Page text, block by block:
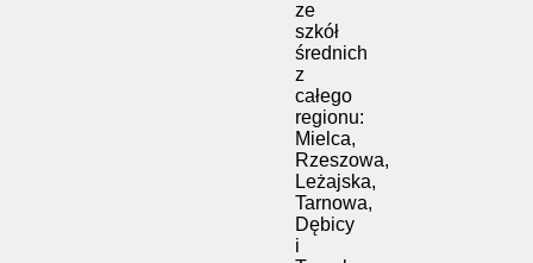
ze
szkół
średnich
z
całego
regionu:
Mielca,
Rzeszowa,
Leżajska,
Tarnowa,
Dębicy
i